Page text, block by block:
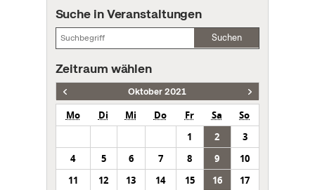
Suche in Veranstaltungen
Suchen
Zeitraum wählen
Oktober 2021
Mo Di Mi Do Fr Sa
So
1
2
3
4
5 6 7 8 9
10
11
12 13 14 15 16
17